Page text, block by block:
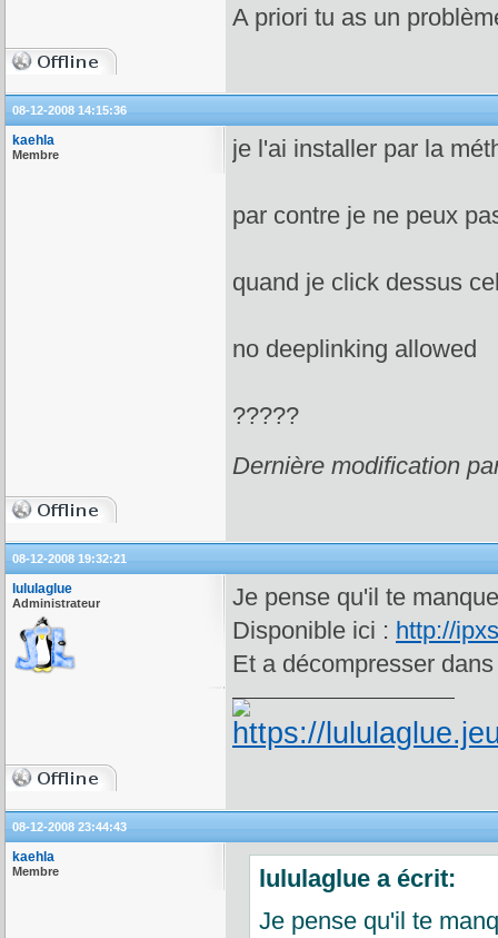
A priori tu as un
08-12-2008 14:15:36
kaehla
Membre je l'ai installer par la
par contre je ne peux
quand je click dessus
no deeplinking allowed
?????
Dernière modification
08-12-2008 19:32:21
lululaglue
Administrateur
Je pense qu'il te
Disponible ici : http://
Et a décompresser
08-12-2008 23:44:43
kaehla
Membre
lululaglue a écrit:
Je pense qu'il te